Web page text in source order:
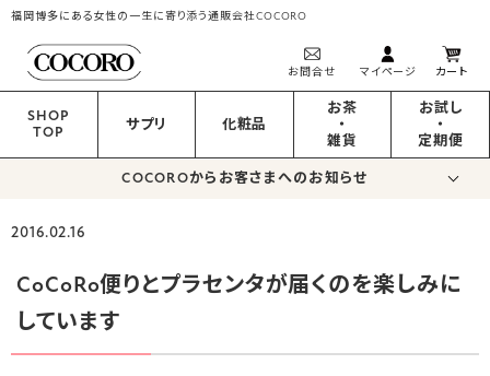
福岡博多にある女性の一生に寄り添う通販会社COCORO
お問合せ マイページ カート
SHOP
TOP
サプリ 化粧品
お茶
・
雑貨
お試し
・
定期便
COCOROからお客さまへのお知らせ
2016.02.16
CoCoRo便りとプラセンタが届くのを楽しみに
しています